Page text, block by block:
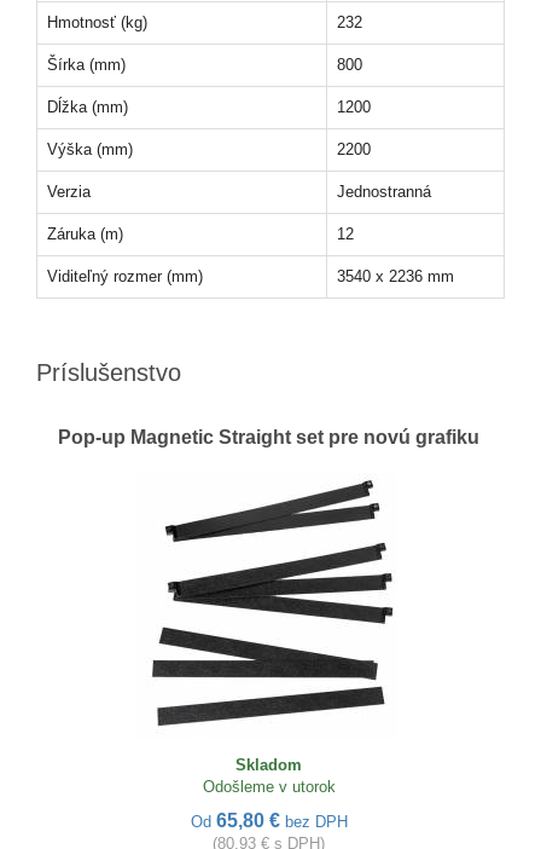
Hmotnosť (kg) 232
Šírka (mm) 800
Dĺžka (mm) 1200
Výška (mm) 2200
Verzia Jednostranná
Záruka (m) 12
Viditeľný rozmer (mm) 3540 x 2236 mm
Príslušenstvo
Pop-up Magnetic Straight set pre novú grafiku
Skladom
Odošleme v utorok
Od 65,80 € bez DPH
(80,93 € s DPH)